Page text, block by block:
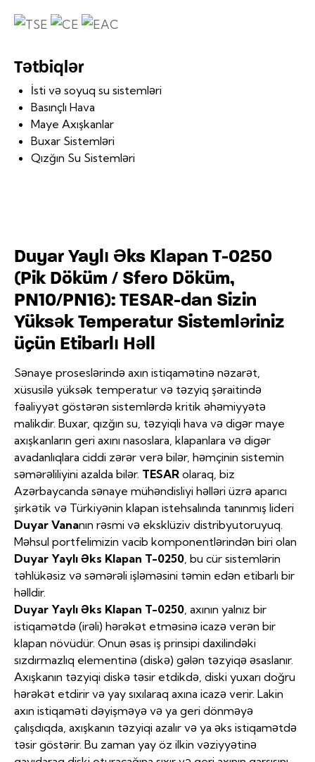
Tətbiqlər
İsti və soyuq su sistemləri
Basınçlı Hava
Maye Axışkanlar
Buxar Sistemləri
Qızğın Su Sistemləri
Duyar Yaylı Əks Klapan T-0250
(Pik Döküm / Sfero Döküm,
PN10/PN16): TESAR-dan Sizin
Yüksək Temperatur Sistemləriniz
üçün Etibarlı Həll
Sənaye proseslərində axın istiqamətinə nəzarət,
xüsusilə yüksək temperatur və təzyiq şəraitində
fəaliyyət göstərən sistemlərdə kritik əhəmiyyətə
malikdir. Buxar, qızğın su, təzyiqli hava və digər maye
axışkanların geri axını nasoslara, klapanlara və digər
avadanlıqlara ciddi zərər verə bilər, həmçinin sistemin
səmərəliliyini azalda bilər. TESAR olaraq, biz
Azərbaycanda sənaye mühəndisliyi həlləri üzrə aparıcı
şirkətik və Türkiyənin klapan istehsalında tanınmış lideri
Duyar Vananın rəsmi və eksklüziv distribyutoruyuq.
Məhsul portfelimizin vacib komponentlərindən biri olan
Duyar Yaylı Əks Klapan T-0250, bu cür sistemlərin
təhlükəsiz və səmərəli işləməsini təmin edən etibarlı bir
həlldir.
Duyar Yaylı Əks Klapan T-0250, axının yalnız bir
istiqamətdə (irəli) hərəkət etməsinə icazə verən bir
klapan növüdür. Onun əsas iş prinsipi daxilindəki
sızdırmazlıq elementinə (diskə) gələn təzyiqə əsaslanır.
Axışkanın təzyiqi diskə təsir etdikdə, diski yuxarı doğru
hərəkət etdirir və yay sıxılaraq axına icazə verir. Lakin
axın istiqaməti dəyişməyə və ya geri dönməyə
çalışdıqda, axışkanın təzyiqi azalır və ya əks istiqamətdə
təsir göstərir. Bu zaman yay öz ilkin vəziyyətinə